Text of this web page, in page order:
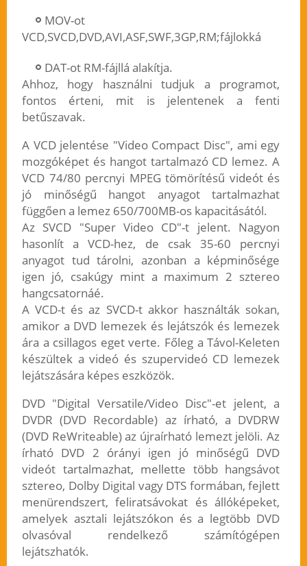
MOV-ot
VCD,SVCD,DVD,AVI,ASF,SWF,3GP,RM;fájlokká
DAT-ot RM-fájllá alakítja.
Ahhoz, hogy használni tudjuk a programot,
fontos érteni, mit is jelentenek a fenti
betűszavak.
A VCD jelentése "Video Compact Disc", ami egy
mozgóképet és hangot tartalmazó CD lemez. A
VCD 74/80 percnyi MPEG tömörítésű videót és
jó minőségű hangot anyagot tartalmazhat
függően a lemez 650/700MB-os kapacitásától.
Az SVCD "Super Video CD"-t jelent. Nagyon
hasonlít a VCD-hez, de csak 35-60 percnyi
anyagot tud tárolni, azonban a képminősége
igen jó, csakúgy mint a maximum 2 sztereo
hangcsatornáé.
A VCD-t és az SVCD-t akkor használták sokan,
amikor a DVD lemezek és lejátszók és lemezek
ára a csillagos eget verte. Főleg a Távol-Keleten
készültek a videó és szupervideó CD lemezek
lejátszására képes eszközök.
DVD "Digital Versatile/Video Disc"-et jelent, a
DVDR (DVD Recordable) az írható, a DVDRW
(DVD ReWriteable) az újraírható lemezt jelöli. Az
írható DVD 2 órányi igen jó minőségű DVD
videót tartalmazhat, mellette több hangsávot
sztereo, Dolby Digital vagy DTS formában, fejlett
menürendszert, feliratsávokat és állóképeket,
amelyek asztali lejátszókon és a legtöbb DVD
olvasóval rendelkező számítógépen
lejátszhatók.